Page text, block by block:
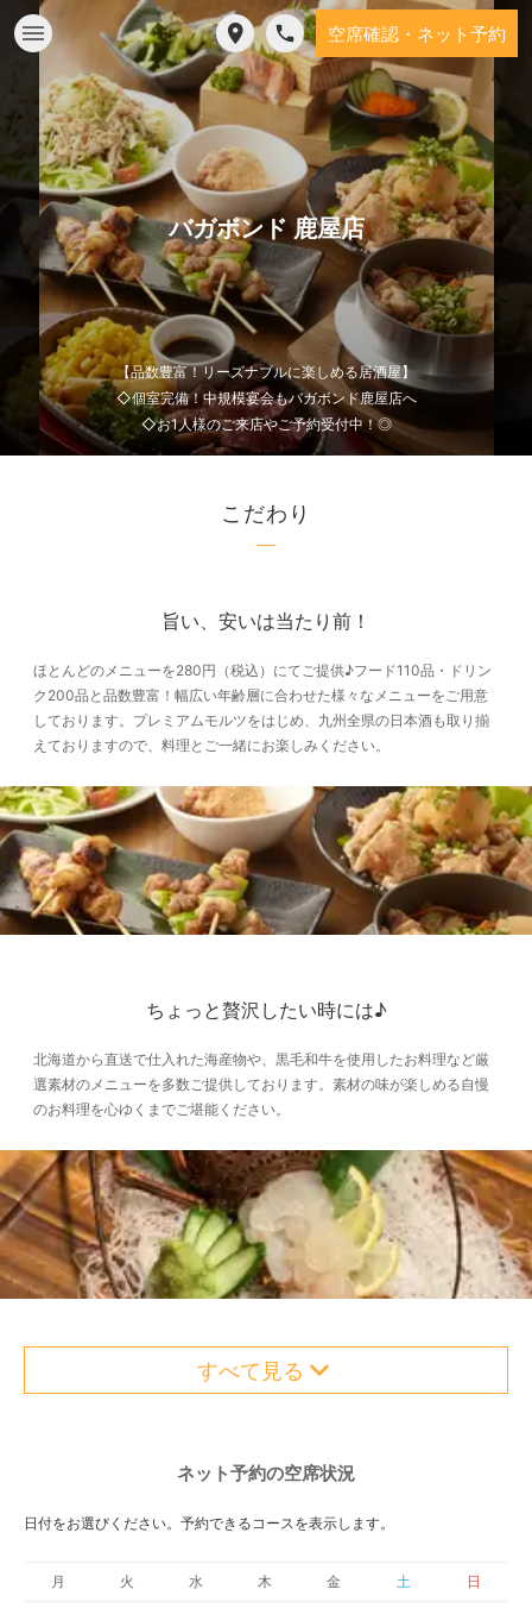
空席確認・ネット予約
バガボンド 鹿屋店
【品数豊富！リーズナブルに楽しめる居酒屋】
◇個室完備！中規模宴会もバガボンド鹿屋店へ
◇お1人様のご来店やご予約受付中！◎
こだわり
旨い、安いは当たり前！
ほとんどのメニューを280円（税込）にてご提供♪フード110品・ドリン
ク200品と品数豊富！幅広い年齢層に合わせた様々なメニューをご用意
しております。プレミアムモルツをはじめ、九州全県の日本酒も取り揃
えておりますので、料理とご一緒にお楽しみください。
ちょっと贅沢したい時には♪
北海道から直送で仕入れた海産物や、黒毛和牛を使用したお料理など厳
選素材のメニューを多数ご提供しております。素材の味が楽しめる自慢
のお料理を心ゆくまでご堪能ください。
すべて見る
ネット予約の空席状況
日付をお選びください。予約できるコースを表示します。
月 火 水 木 金 土 日